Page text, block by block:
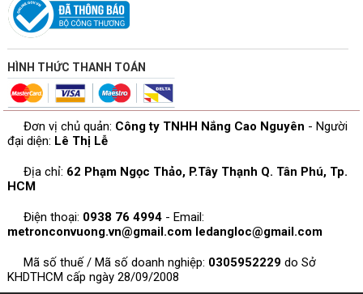
HÌNH THỨC THANH TOÁN
Đơn vị chủ quản: Công ty TNHH Nắng Cao Nguyên - Người
đại diện: Lê Thị Lễ
Địa chỉ: 62 Phạm Ngọc Thảo, P.Tây Thạnh Q. Tân Phú, Tp.
HCM
Điện thoại: 0938 76 4994- Email:
metronconvuong.vn@gmail.com ledangloc@gmail.com
Mã số thuế / Mã số doanh nghiệp: 0305952229do Sở
KHDTHCM cấp ngày 28/09/2008